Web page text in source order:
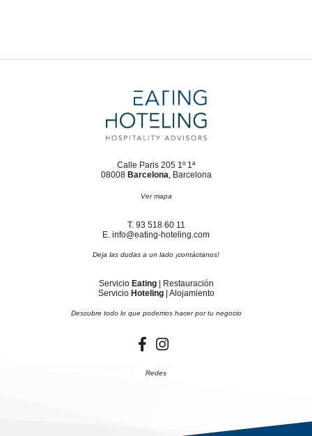
Calle Paris 205 1º 1ª
08008 Barcelona , Barcelona
Ver mapa
T. 93 518 60 11
E. info@eating-hoteling.com
Deja las dudas a un lado ¡contáctanos!
Servicio Eating| Restauración
Servicio Hoteling| Alojamiento
Descubre todo lo que podemos hacer por tu negocio
Redes